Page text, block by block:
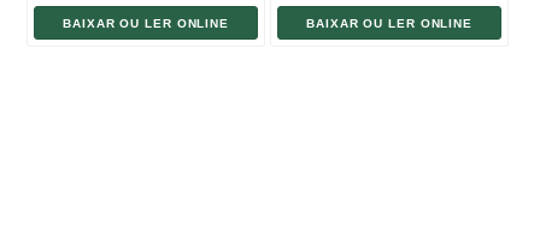
BAIXAR OU LER ONLINE BAIXAR OU LER ONLINE